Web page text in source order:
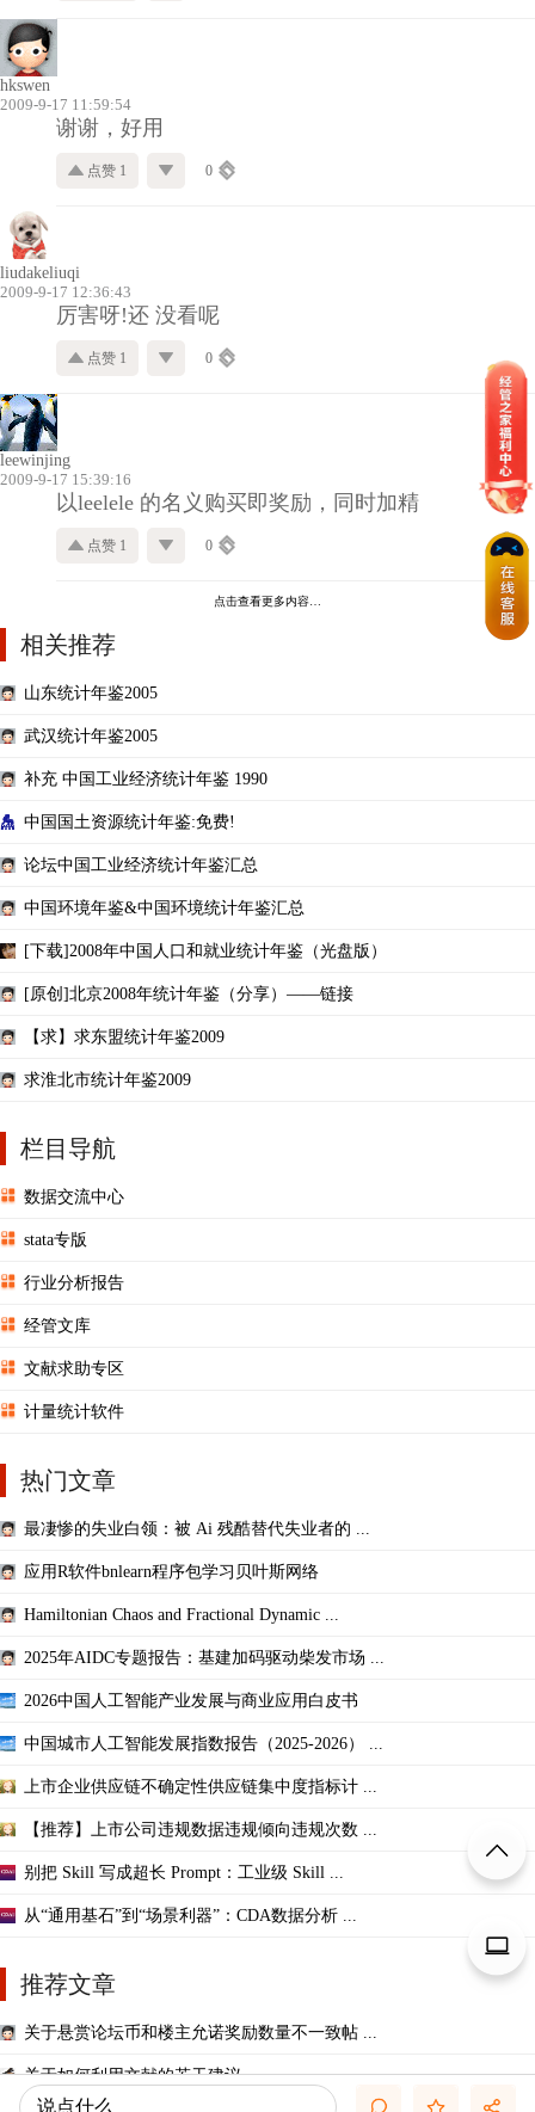
hkswen
2009-9-17 11:59:54
谢谢，好用
点赞 1 0
liudakeliuqi
2009-9-17 12:36:43
厉害呀!还 没看呢
点赞 1 0
leewinjing
2009-9-17 15:39:16
以leelele 的名义购买即奖励，同时加精
点赞 1 0
点击查看更多内容…
相关推荐
山东统计年鉴2005
武汉统计年鉴2005
补充 中国工业经济统计年鉴 1990
中国国土资源统计年鉴:免费!
论坛中国工业经济统计年鉴汇总
中国环境年鉴&中国环境统计年鉴汇总
[下载]2008年中国人口和就业统计年鉴（光盘版）
[原创]北京2008年统计年鉴（分享）——链接
【求】求东盟统计年鉴2009
求淮北市统计年鉴2009
栏目导航
数据交流中心
stata专版
行业分析报告
经管文库
文献求助专区
计量统计软件
热门文章
最凄惨的失业白领：被 Ai 残酷替代失业者的 ...
应用R软件bnlearn程序包学习贝叶斯网络
Hamiltonian Chaos and Fractional Dynamic ...
2025年AIDC专题报告：基建加码驱动柴发市场 ...
2026中国人工智能产业发展与商业应用白皮书
中国城市人工智能发展指数报告（2025-2026） ...
上市企业供应链不确定性供应链集中度指标计 ...
【推荐】上市公司违规数据违规倾向违规次数 ...
别把 Skill 写成超长 Prompt：工业级 Skill ...
从“通用基石”到“场景利器”：CDA数据分析 ...
推荐文章
关于悬赏论坛币和楼主允诺奖励数量不一致帖 ...
关于如何利用文献的若干建议
说点什么